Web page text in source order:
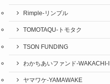
Rimple-リンプル
TOMOTAQU-トモタク
TSON FUNDING
わかちあいファンド-WAKACHI-I
ヤマワケ-YAMAWAKE